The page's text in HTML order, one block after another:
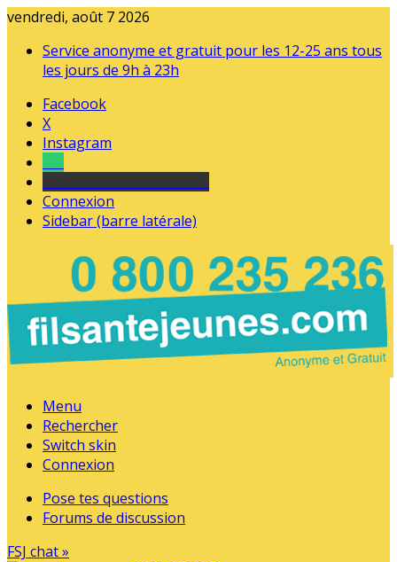
vendredi, août 7 2026
Service anonyme et gratuit pour les 12-25 ans tous
les jours de 9h à 23h
Facebook
X
Instagram
Connexion
Sidebar (barre latérale)
Menu
Rechercher
Switch skin
Connexion
Pose tes questions
Forums de discussion
FSJ chat »